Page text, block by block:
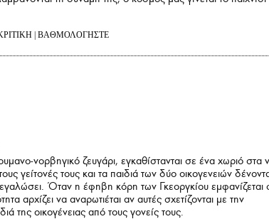
ΒΑΘΜΟΛΟΓΗΣΤΕ
νορβηγικό ζευγάρι, εγκαθίστανται σε ένα χωριό στα
γείτονές τους και τα παιδιά των δύο οικογενειών
Όταν η έφηβη κόρη των Γκεοργκίου εμφανίζεται
αρχίζει να αναρωτιέται αν αυτές σχετίζονται με την
της οικογένειας από τους γονείς τους.